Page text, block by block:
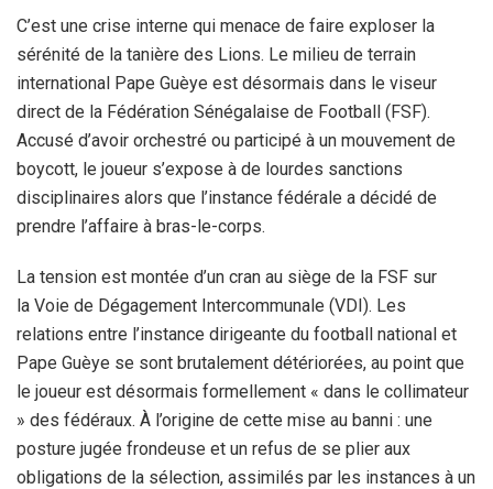
C’est une crise interne qui menace de faire exploser la
sérénité de la tanière des Lions. Le milieu de terrain
international Pape Guèye est désormais dans le viseur
direct de la Fédération Sénégalaise de Football (FSF).
Accusé d’avoir orchestré ou participé à un mouvement de
boycott, le joueur s’expose à de lourdes sanctions
disciplinaires alors que l’instance fédérale a décidé de
prendre l’affaire à bras-le-corps.
La tension est montée d’un cran au siège de la FSF sur
la Voie de Dégagement Intercommunale (VDI). Les
relations entre l’instance dirigeante du football national et
Pape Guèye se sont brutalement détériorées, au point que
le joueur est désormais formellement « dans le collimateur
» des fédéraux. À l’origine de cette mise au banni : une
posture jugée frondeuse et un refus de se plier aux
obligations de la sélection, assimilés par les instances à un